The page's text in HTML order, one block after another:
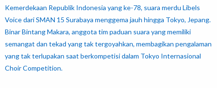
Kemerdekaan Republik Indonesia yang ke-78, suara merdu Libels
Voice dari SMAN 15 Surabaya menggema jauh hingga Tokyo, Jepang.
Binar Bintang Makara, anggota tim paduan suara yang memiliki
semangat dan tekad yang tak tergoyahkan, membagikan pengalaman
yang tak terlupakan saat berkompetisi dalam Tokyo Internasional
Choir Competition.